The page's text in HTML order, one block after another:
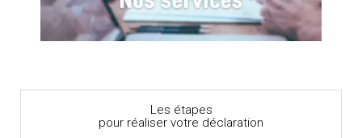
Les étapes
pour réaliser votre déclaration